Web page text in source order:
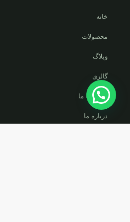
خانه
محصولات
وبلاگ
گالری
تماس با ما
درباره ما